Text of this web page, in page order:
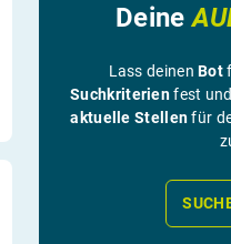
Deine
Lass deinenBot
Suchkriterienfest
aktuelle Stellenfür